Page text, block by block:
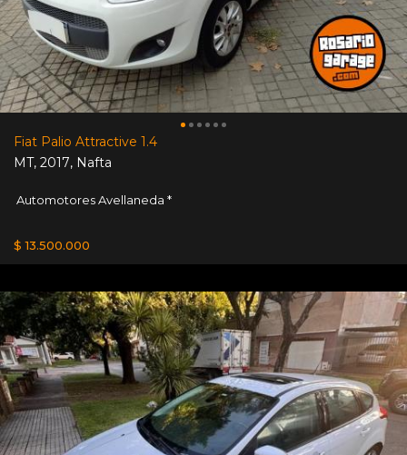
Fiat Palio Attractive 1.4
MT, 2017, Nafta
Automotores Avellaneda *
$ 13.500.000